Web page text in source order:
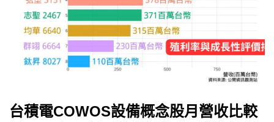
台積電COWOS設備概念股月營收比較